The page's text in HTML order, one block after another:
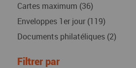
Cartes maximum (36)
Enveloppes 1er jour (119)
Documents philatéliques (2)
Filtrer par